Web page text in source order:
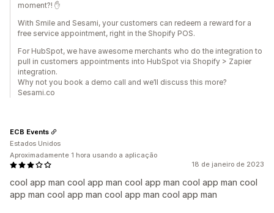
moment?! ✋
With Smile and Sesami, your customers can redeem a reward for a
free service appointment, right in the Shopify POS.
For HubSpot, we have awesome merchants who do the integration to
pull in customers appointments into HubSpot via Shopify > Zapier
integration.
Why not you book a demo call and we’ll discuss this more?
Sesami.co
18 de janeiro de 2023
cool app man cool app man cool app man cool app man cool
app man cool app man cool app man cool app man
ECB Events
Estados Unidos
Aproximadamente 1 hora usando a aplicação